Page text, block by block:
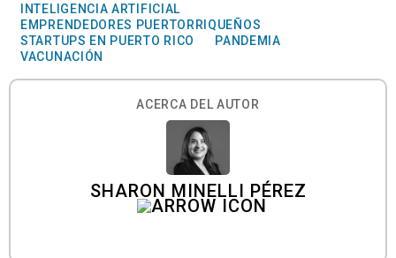
INTELIGENCIA ARTIFICIAL
EMPRENDEDORES PUERTORRIQUEÑOS
STARTUPS EN PUERTO RICO
PANDEMIA
VACUNACIÓN
ACERCA DEL AUTOR
SHARON MINELLI PÉREZ